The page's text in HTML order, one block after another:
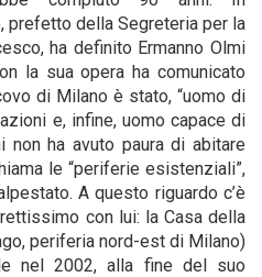
prefetto della Segreteria per la
ha definito Ermanno Olmi
la sua opera ha comunicato
di Milano è stato, “uomo di
e, infine, uomo capace di
non ha avuto paura di abitare
le “periferie esistenziali”,
A questo riguardo c’è
con lui: la Casa della
periferia nord-est di Milano)
nel 2002, alla fine del suo